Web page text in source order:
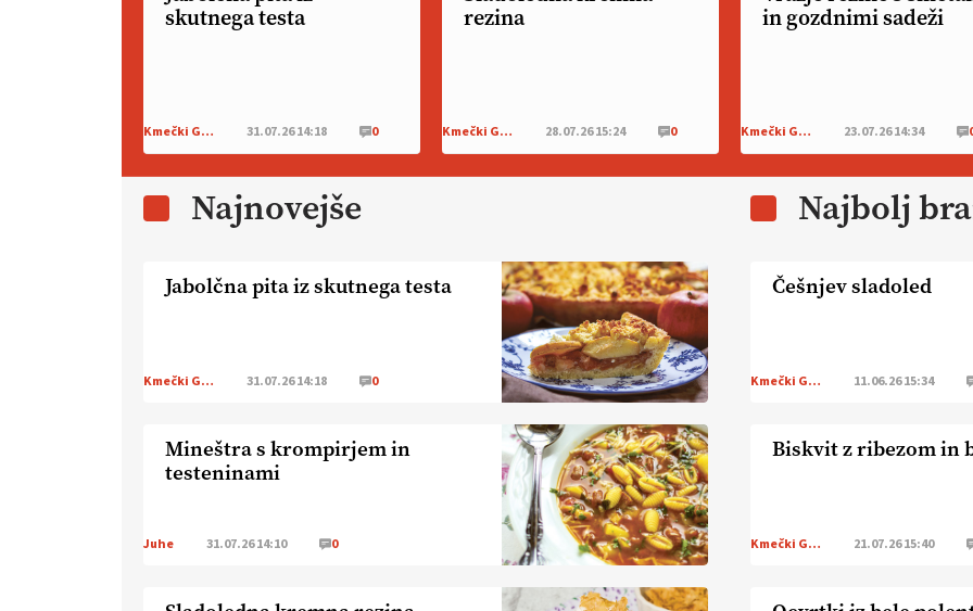
skutnega testa
Kmečki Glas 31.07.26 14:18 0
rezina
Kmečki Glas 28.07.26 15:24 0
in gozdnimi sadeži
Kmečki Glas 23.07.26 14:34
Najnovejše
Jabolčna pita iz skutnega testa
Kmečki Glas 31.07.26 14:18 0
Mineštra s krompirjem in
testeninami
Juhe 31.07.26 14:10 0
Najbolj
Češnjev sladoled
Kmečki Glas 11.06.26 15:34
Biskvit z ribezom in
Kmečki Glas 21.07.26 15:40